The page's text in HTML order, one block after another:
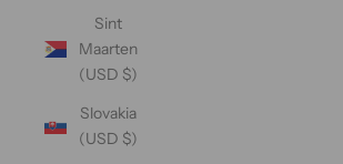
Sint
Maarten
(USD $)
Slovakia
(USD $)